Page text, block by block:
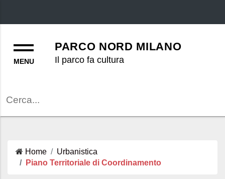
PARCO NORD MILANO
Il parco fa cultura
Home
Urbanistica
Piano Territoriale di Coordinamento